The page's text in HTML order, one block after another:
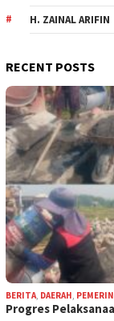
H. ZAINAL ARIFIN
RECENT POSTS
BERITA DAERAH
Progres